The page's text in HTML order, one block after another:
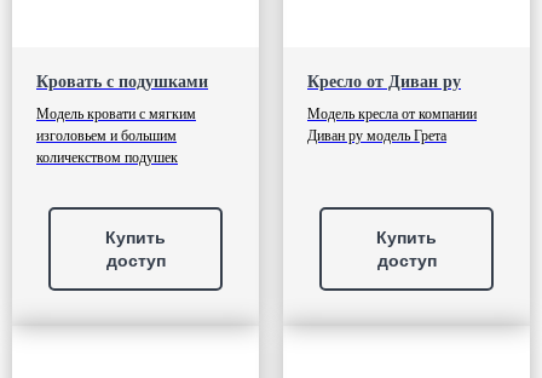
Кровать с подушками
Модель кровати с мягким
изголовьем и большим
количекством подушек
Купить
доступ
Кресло от Диван ру
Модель кресла от компании
Диван ру модель Грета
Купить
доступ